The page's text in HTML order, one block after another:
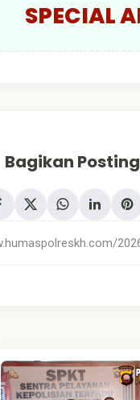
SPECIAL
Bagikan